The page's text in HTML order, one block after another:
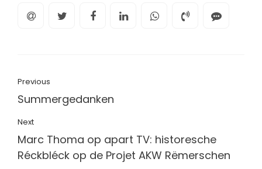
Previous
Summergedanken
Next
Marc Thoma op apart TV: historesche
Réckbléck op de Projet AKW Rëmerschen